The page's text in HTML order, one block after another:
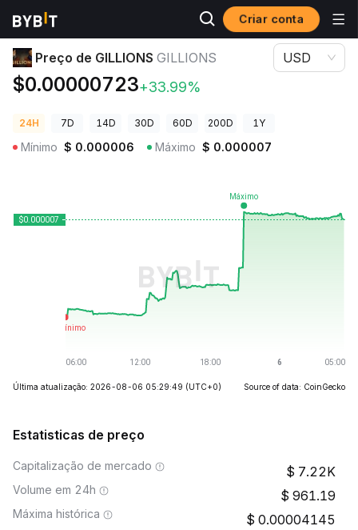
Criar conta
Preços de Criptomoedas Preço de GILLIONS GILLIONS
Preço de GILLIONS GILLIONS
$0.00000723+33.99%
USD
24H 7D 14D 30D 60D 200D 1Y
Mínimo $ 0.000006 Máximo $ 0.000007
Última atualização: 2026-08-06 05:29:49 (UTC+0) Source of data: CoinGecko
Estatisticas de preço
Capitalização de mercado 7.22K
Volume em 24h 961.19
Máxima histórica 0.00004145